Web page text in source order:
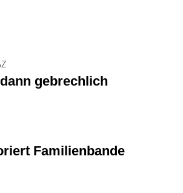
gebrechlich
Familienbande